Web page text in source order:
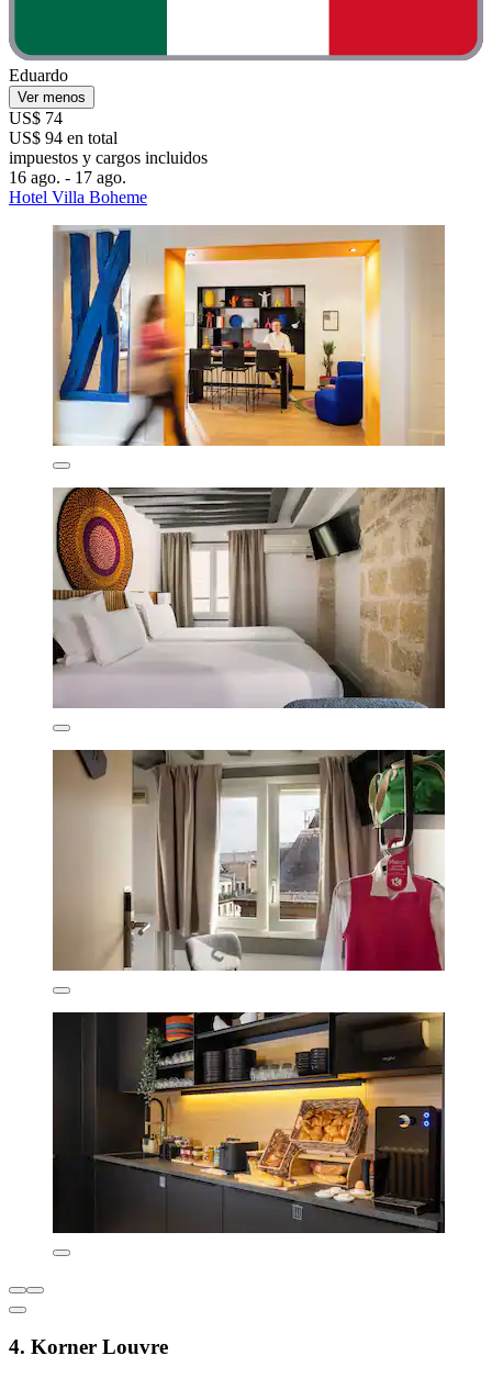
Eduardo
Ver menos
US$ 74
US$ 94 en total
impuestos y cargos incluidos
16 ago. - 17 ago.
Hotel Villa Boheme
4. Korner Louvre